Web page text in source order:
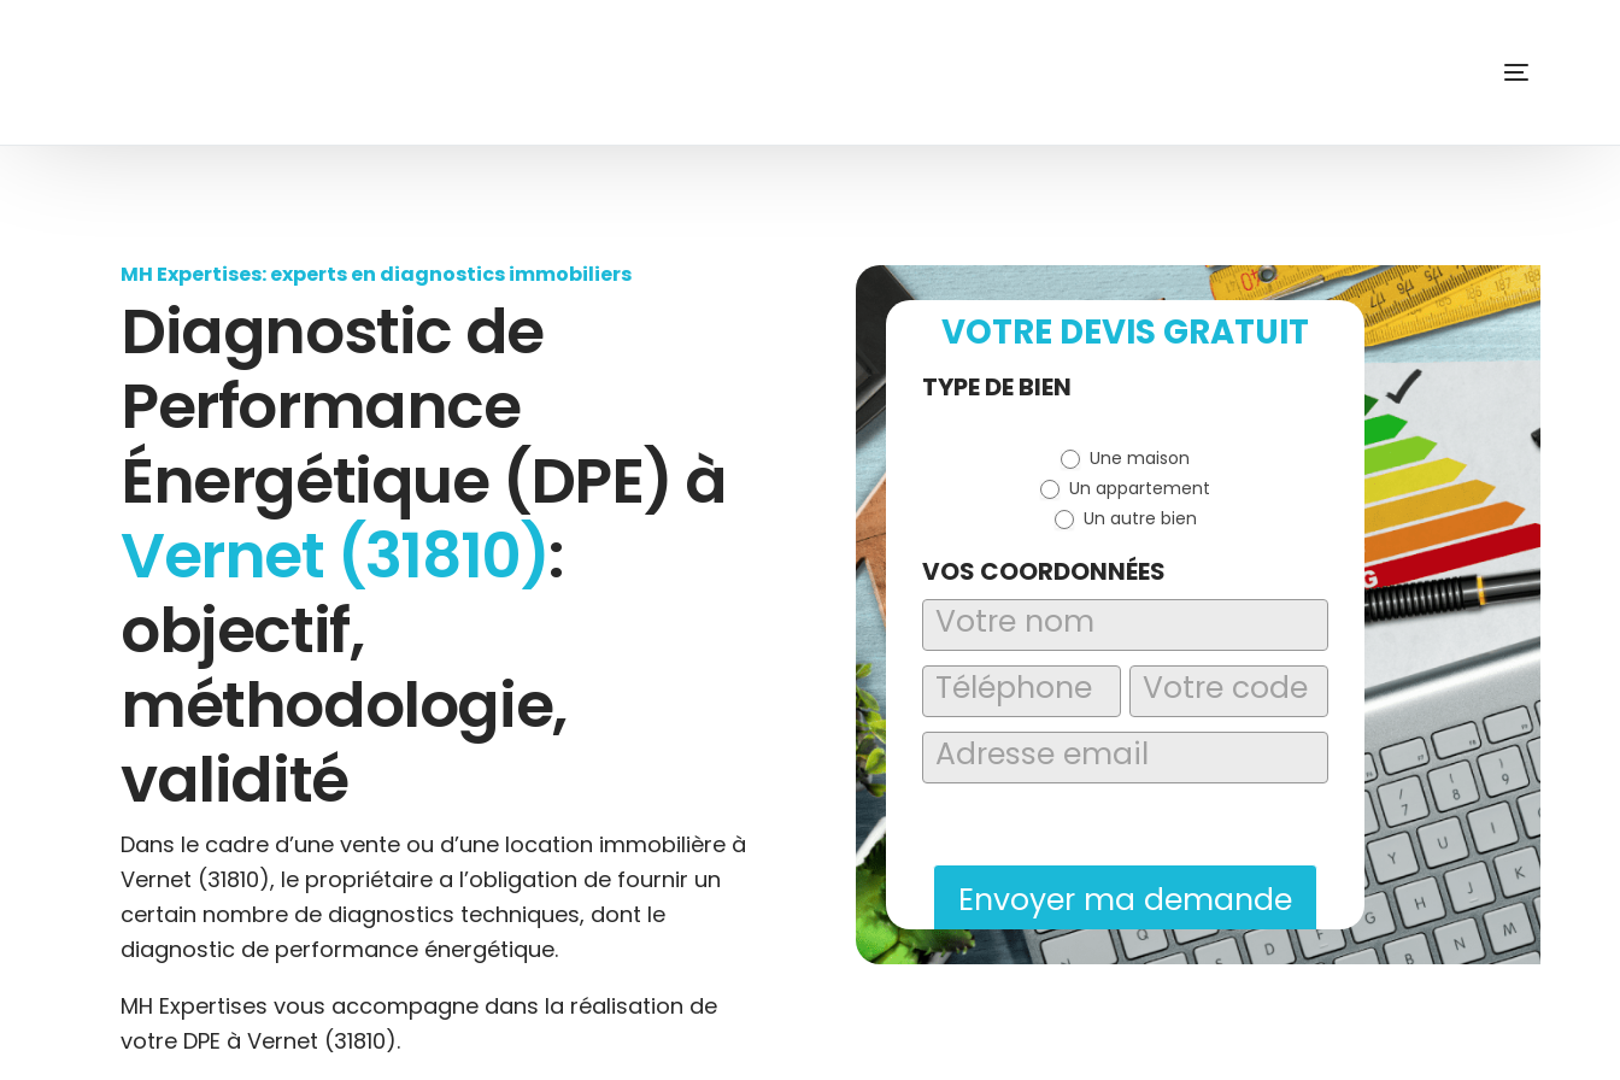
MH Expertises: experts en diagnostics immobiliers
Diagnostic de
Performance
Énergétique (DPE) à
Vernet (31810):
objectif,
méthodologie,
validité
Dans le cadre d’une vente ou d’une location immobilière à
Vernet (31810), le propriétaire a l’obligation de fournir un
certain nombre de diagnostics techniques, dont le
diagnostic de performance énergétique.
MH Expertises vous accompagne dans la réalisation de
votre DPE à Vernet (31810).
VOTRE DEVIS GRATUIT
Demande
TYPE DE BIEN
Une maison
Un appartement
Un autre bien
VOS COORDONNÉES
Envoyer ma demande